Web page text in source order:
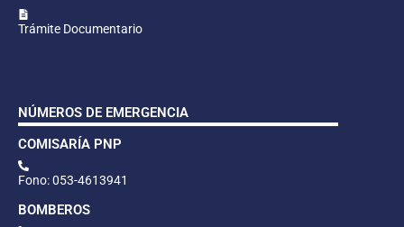
Trámite Documentario
NÚMEROS DE EMERGENCIA
COMISARÍA PNP
Fono: 053-4613941
BOMBEROS